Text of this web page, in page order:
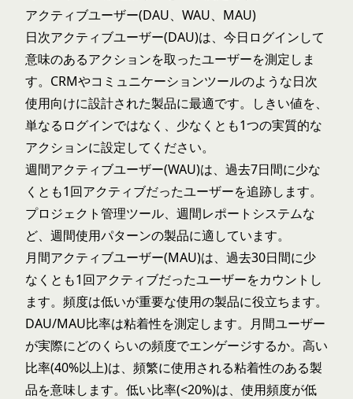
アクティブユーザー(DAU、WAU、MAU)
日次アクティブユーザー(DAU)は、今日ログインして
意味のあるアクションを取ったユーザーを測定しま
す。CRMやコミュニケーションツールのような日次
使用向けに設計された製品に最適です。しきい値を、
単なるログインではなく、少なくとも1つの実質的な
アクションに設定してください。
週間アクティブユーザー(WAU)は、過去7日間に少な
くとも1回アクティブだったユーザーを追跡します。
プロジェクト管理ツール、週間レポートシステムな
ど、週間使用パターンの製品に適しています。
月間アクティブユーザー(MAU)は、過去30日間に少
なくとも1回アクティブだったユーザーをカウントし
ます。頻度は低いが重要な使用の製品に役立ちます。
DAU/MAU比率は粘着性を測定します。月間ユーザー
が実際にどのくらいの頻度でエンゲージするか。高い
比率(40%以上)は、頻繁に使用される粘着性のある製
品を意味します。低い比率(<20%)は、使用頻度が低